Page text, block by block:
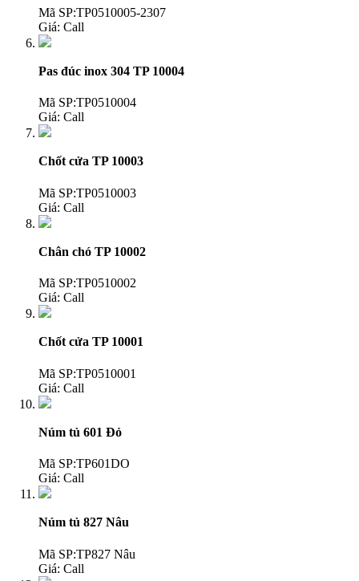
Mã SP:TP0510005-2307
Giá: Call
Pas đúc inox 304 TP 10004
Mã SP:TP0510004
Giá: Call
Chốt cửa TP 10003
Mã SP:TP0510003
Giá: Call
Chân chó TP 10002
Mã SP:TP0510002
Giá: Call
Chốt cửa TP 10001
Mã SP:TP0510001
Giá: Call
Núm tủ 601 Đỏ
Mã SP:TP601DO
Giá: Call
Núm tủ 827 Nâu
Mã SP:TP827 Nâu
Giá: Call